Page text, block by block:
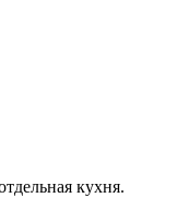
кухня.